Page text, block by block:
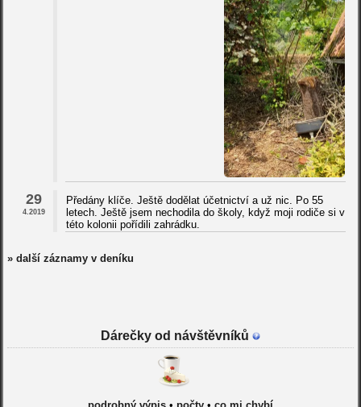
29
4.2019
Předány klíče. Ještě dodělat účetnictví a už nic. Po 55
letech. Ještě jsem nechodila do školy, když moji rodiče si v
této kolonii pořídili zahrádku.
» další záznamy v deníku
Dárečky od návštěvníků